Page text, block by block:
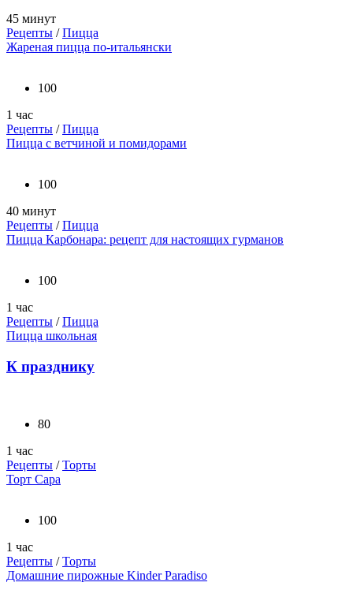
45 минут
Рецепты /Пицца
Жареная пицца по-итальянски
100
1 час
Рецепты /Пицца
Пицца с ветчиной и помидорами
100
40 минут
Рецепты /Пицца
Пицца Карбонара: рецепт для настоящих гурманов
100
1 час
Рецепты /Пицца
Пицца школьная
К празднику
80
1 час
Рецепты /Торты
Торт Сара
100
1 час
Рецепты /Торты
Домашние пирожные Kinder Paradiso